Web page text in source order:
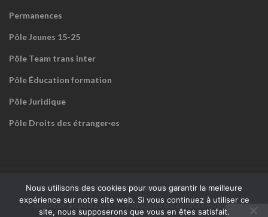
Permanences
Pôle Jeunes 15-25
Pôle Team trans inter
Pôle Éducation formation
Pôle Juridique
Pôle Droits des étranger·es
Accueil
Devenir sympathisant·e ou faire un don
Adhérer à QUAZAR
Politique de confidentialité
Nous utilisons des cookies pour vous garantir la meilleure
expérience sur notre site web. Si vous continuez à utiliser ce
site, nous supposerons que vous en êtes satisfait.